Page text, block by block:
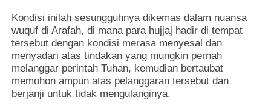
Kondisi inilah sesungguhnya dikemas dalam nuansa
wuquf di Arafah, di mana para hujjaj hadir di tempat
tersebut dengan kondisi merasa menyesal dan
menyadari atas tindakan yang mungkin pernah
melanggar perintah Tuhan, kemudian bertaubat
memohon ampun atas pelanggaran tersebut dan
berjanji untuk tidak mengulanginya.